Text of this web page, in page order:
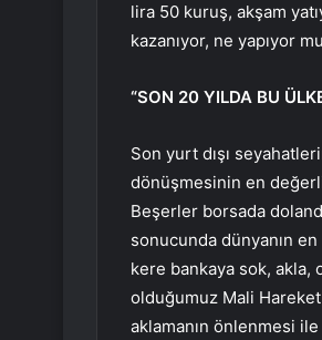
lira 50 kuruş, akşam
kazanıyor, ne yapıyor
“SON 20 YILDA BU
Son yurt dışı
dönüşmesinin en
Beşerler borsada
sonucunda dünyanın en
kere bankaya sok, akla,
olduğumuz Mali
aklamanın önlenmesi